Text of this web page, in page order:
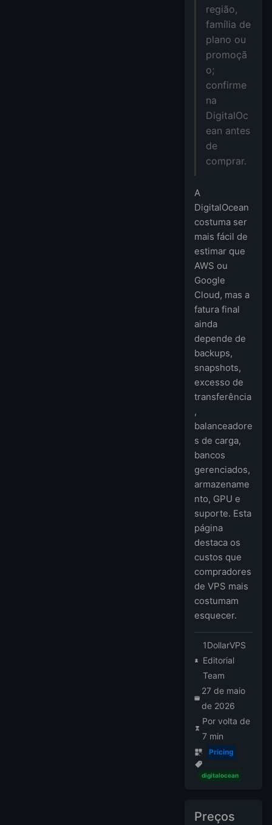
região,
família de
plano ou
promoçã
o;
confirme
na
DigitalOc
ean antes
de
comprar.
A
DigitalOcean
costuma ser
mais fácil de
estimar que
AWS ou
Google
Cloud, mas a
fatura final
ainda
depende de
backups,
snapshots,
excesso de
transferência
,
balanceadore
s de carga,
bancos
gerenciados,
armazename
nto, GPU e
suporte. Esta
página
destaca os
custos que
compradores
de VPS mais
costumam
esquecer.
1DollarVPS
Editorial
Team
27 de maio
de 2026
Por volta de
7 min
Pricing
digitalocean
Preços